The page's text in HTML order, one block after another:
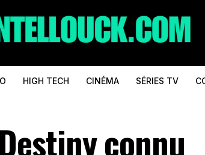
HIGH TECH CINÉMA SÉRIES TV
connu